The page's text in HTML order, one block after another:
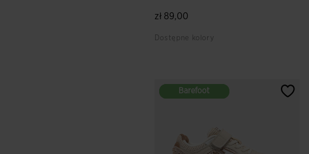
zł 89,00
Dostępne kolory
Barefoot
Barefoot